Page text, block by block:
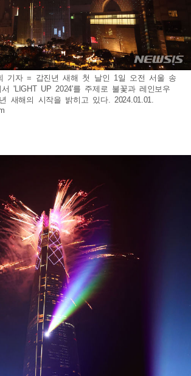
기자 = 갑진년 새해 첫 날인 1일 오전 서울 송
서 'LIGHT UP 2024'를 주제로 불꽃과 레인보우
새해의 시작을 밝히고 있다. 2024.01.01.